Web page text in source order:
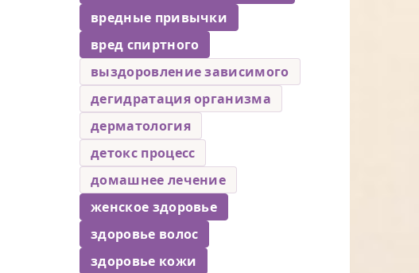
вредные привычки
вред спиртного
выздоровление зависимого
дегидратация организма
дерматология
детокс процесс
домашнее лечение
женское здоровье
здоровье волос
здоровье кожи